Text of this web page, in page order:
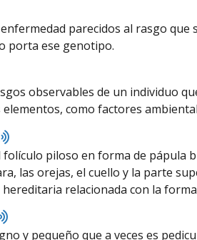
parecidos al rasgo
porta ese genotipo.
observables de un individuo
como factores
Listen
to
pronunciation
piloso en forma de pápula
las orejas, el cuello y la parte
relacionada con la
Listen
y pequeño que a veces es